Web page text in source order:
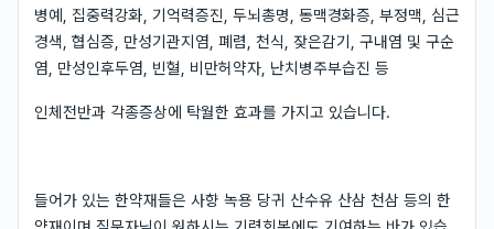
병예, 집중력강화, 기억력증진, 두뇌총명, 동맥경화증, 부정맥, 심근
경색, 협심증, 만성기관지염, 폐렴, 천식, 잦은감기, 구내염 및 구순
염, 만성인후두염, 빈혈, 비만허약자, 난치병주부습진 등
인체전반과 각종증상에 탁월한 효과를 가지고 있습니다.
들어가 있는 한약재들은 사향 녹용 당귀 산수유 산삼 천삼 등의 한